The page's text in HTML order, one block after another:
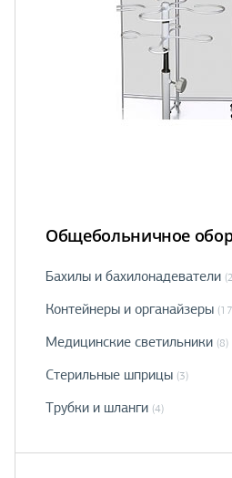
Общебольничное
Бахилы и бахилонадеватели
Контейнеры и органайзеры
Медицинские светильники (8)
Стерильные шприцы (3)
Трубки и шланги (4)